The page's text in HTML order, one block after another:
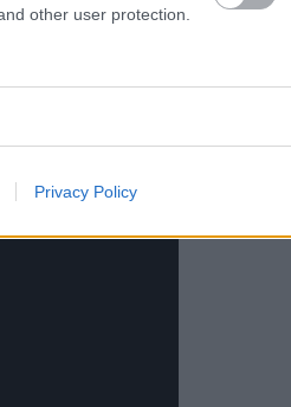
other user protection.
Privacy Policy